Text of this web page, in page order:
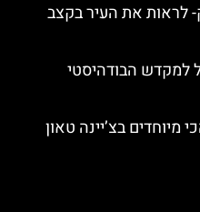
לראות את העיר בקצב
למקדש הבודהיסטי
בצ’יינה טאון